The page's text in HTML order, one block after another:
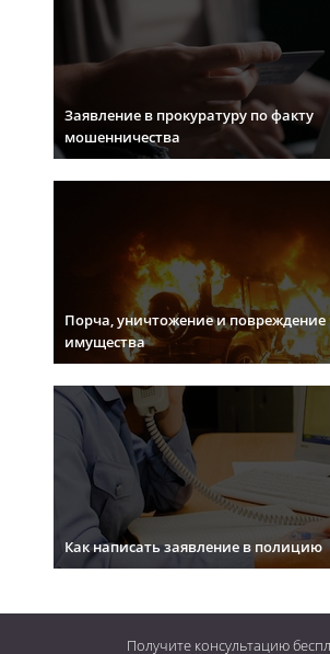
Заявление в прокуратуру по факту
мошенничества
Порча, уничтожение и повреждение
имущества
Как написать заявление в полицию
Получите консультацию